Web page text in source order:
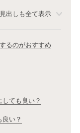
出しも全て表示
るのがおすすめ
しても良い？
良い？